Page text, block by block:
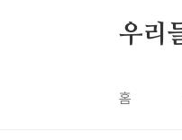
우리
홈